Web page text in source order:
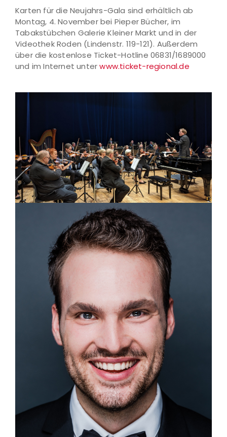
Karten für die Neujahrs-Gala sind erhältlich ab
Montag, 4. November bei Pieper Bücher, im
Tabakstübchen Galerie Kleiner Markt und in der
Videothek Roden (Lindenstr. 119-121). Außerdem
über die kostenlose Ticket-Hotline 06831/1689000
und im Internet unterwww.ticket-regional.de